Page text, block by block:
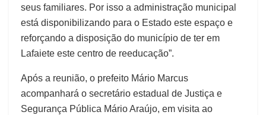
seus familiares. Por isso a administração municipal
está disponibilizando para o Estado este espaço e
reforçando a disposição do município de ter em
Lafaiete este centro de reeducação”.
Após a reunião, o prefeito Mário Marcus
acompanhará o secretário estadual de Justiça e
Segurança Pública Mário Araújo, em visita ao